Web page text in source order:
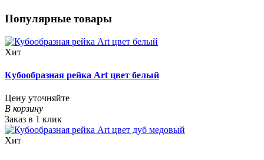
Популярные товары
Хит
Кубообразная рейка Art цвет белый
Цену уточняйте
В корзину
Заказ в 1 клик
Хит